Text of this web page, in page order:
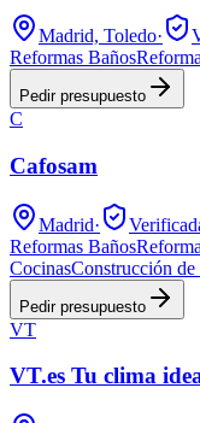
Madrid, Toledo·
Reformas Baños
Pedir presupuesto
C
Cafosam
Madrid·
Reformas Baños
CocinasConstrucción de
Pedir presupuesto
VT
VT.es Tu clima